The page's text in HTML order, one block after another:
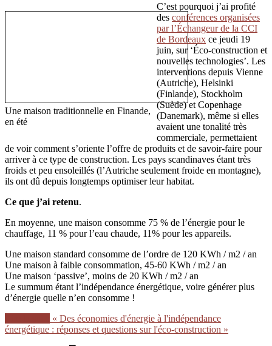
Une maison traditionnelle en Finande,
en été
C’est pourquoi j’ai profité
des conférences organisées
par l’Échangeur de la CCI
de Bordeaux ce jeudi 19
juin, sur ‘Éco-construction et
nouvelles technologies’. Les
interventions depuis Vienne
(Autriche), Helsinki
(Finlande), Stockholm
(Suède) et Copenhage
(Danemark), même si elles
avaient une tonalité très
commerciale, permettaient
de voir comment s’oriente l’offre de produits et de savoir-faire pour
arriver à ce type de construction. Les pays scandinaves étant très
froids et peu ensoleillés (l’Autriche seulement froide en montagne),
ils ont dû depuis longtemps optimiser leur habitat.
Ce que j’ai retenu.
En moyenne, une maison consomme 75 % de l’énergie pour le
chauffage, 11 % pour l’eau chaude, 11% pour les appareils.
Une maison standard consomme de l’ordre de 120 KWh / m2 / an
Une maison à faible consommation, 45-60 KWh / m2 / an
Une maison ‘passive’, moins de 20 KWh / m2 / an
Le summum étant l’indépendance énergétique, voire générer plus
d’énergie quelle n’en consomme !
« Des économies d'énergie à l'indépendance
énergétique : réponses et questions sur l'éco-construction »